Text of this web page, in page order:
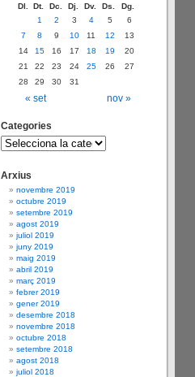
Dl. Dt. Dc. Dj. Dv. Ds. Dg.
« set nov »
1 2 3 4 5
6
7
8 9 10 11 12
13
14
15 16 17 18 19
20
21
22 23 24 25 26
27
28
29 30 31
Categories
Arxius
novembre 2019
octubre 2019
setembre 2019
agost 2019
juliol 2019
juny 2019
maig 2019
abril 2019
març 2019
febrer 2019
gener 2019
desembre 2018
novembre 2018
octubre 2018
setembre 2018
agost 2018
juliol 2018